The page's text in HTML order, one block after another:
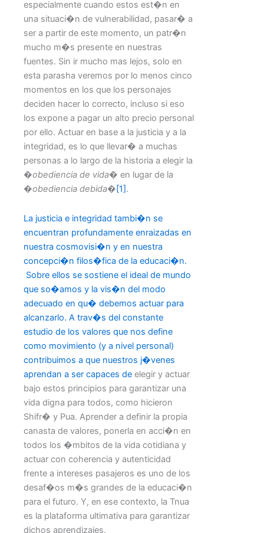
especialmente cuando estos est�n en
una situaci�n de vulnerabilidad, pasar� a
ser a partir de este momento, un patr�n
mucho m�s presente en nuestras
fuentes. Sin ir mucho mas lejos, solo en
esta parasha veremos por lo menos cinco
momentos en los que los personajes
deciden hacer lo correcto, incluso si eso
los expone a pagar un alto precio personal
por ello. Actuar en base a la justicia y a la
integridad, es lo que llevar� a muchas
personas a lo largo de la historia a elegir la
�obediencia de vida� en lugar de la
�obediencia debida� [1].
La justicia e integridad tambi�n se
encuentran profundamente enraizadas en
nuestra cosmovisi�n y en nuestra
concepci�n filos�fica de la educaci�n.
Sobre ellos se sostiene el ideal de mundo
que so�amos y la vis�n del modo
adecuado en qu� debemos actuar para
alcanzarlo. A trav�s del constante
estudio de los valores que nos define
como movimiento (y a nivel personal)
contribuimos a que nuestros j�venes
aprendan a ser capaces de elegir y actuar
bajo estos principios para garantizar una
vida digna para todos, como hicieron
Shifr� y Pua. Aprender a definir la propia
canasta de valores, ponerla en acci�n en
todos los �mbitos de la vida cotidiana y
actuar con coherencia y autenticidad
frente a intereses pasajeros es uno de los
desaf�os m�s grandes de la educaci�n
para el futuro. Y, en ese contexto, la Tnua
es la plataforma ultimativa para garantizar
dichos aprendizajes.